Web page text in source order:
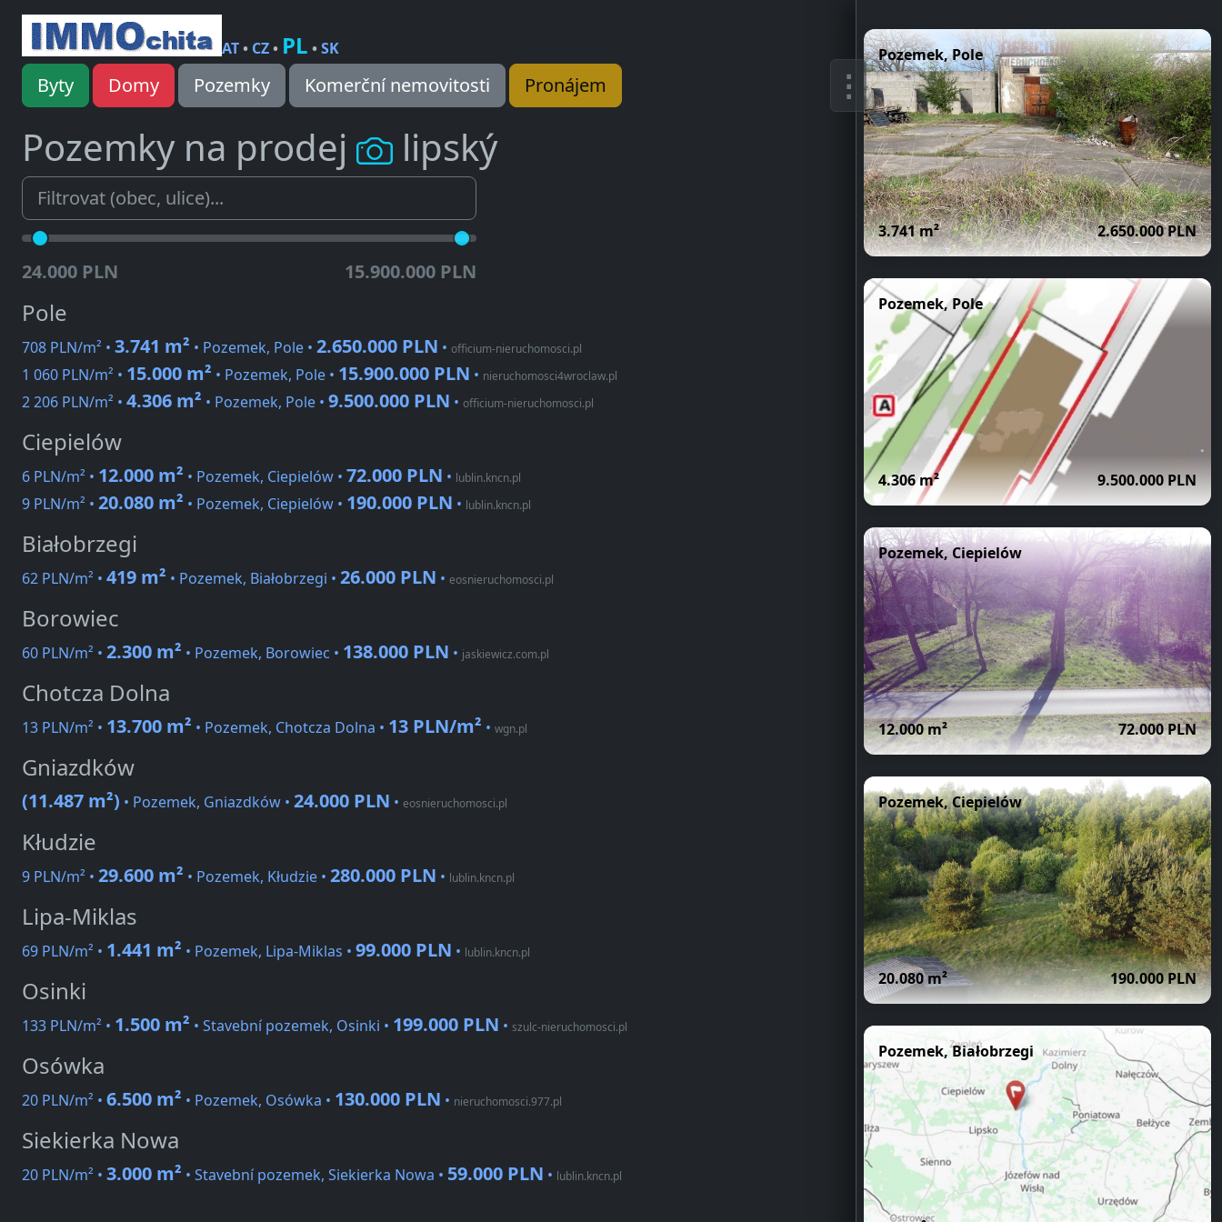
AT• CZ• PL •SK
Byty Domy Pozemky Komerční nemovitosti Pronájem
Pozemky na prodej lipský
24.000 PLN 15.900.000 PLN
Pole
708 PLN/m² • 3.741 m² • Pozemek, Pole • 2.650.000 PLN • officium-nieruchomosci.pl
1 060 PLN/m² • 15.000 m² • Pozemek, Pole • 15.900.000 PLN • nieruchomosci4wroclaw.pl
2 206 PLN/m² • 4.306 m² • Pozemek, Pole • 9.500.000 PLN • officium-nieruchomosci.pl
Ciepielów
6 PLN/m² • 12.000 m² • Pozemek, Ciepielów • 72.000 PLN • lublin.kncn.pl
9 PLN/m² • 20.080 m² • Pozemek, Ciepielów • 190.000 PLN • lublin.kncn.pl
Białobrzegi
62 PLN/m² • 419 m² • Pozemek, Białobrzegi • 26.000 PLN • eosnieruchomosci.pl
Borowiec
60 PLN/m² • 2.300 m² • Pozemek, Borowiec • 138.000 PLN • jaskiewicz.com.pl
Chotcza Dolna
13 PLN/m² • 13.700 m² • Pozemek, Chotcza Dolna • 13 PLN/m² • wgn.pl
Gniazdków
(11.487 m²) • Pozemek, Gniazdków • 24.000 PLN • eosnieruchomosci.pl
Kłudzie
9 PLN/m² • 29.600 m² • Pozemek, Kłudzie • 280.000 PLN • lublin.kncn.pl
Lipa-Miklas
69 PLN/m² • 1.441 m² • Pozemek, Lipa-Miklas • 99.000 PLN • lublin.kncn.pl
Osinki
133 PLN/m² • 1.500 m² • Stavební pozemek, Osinki • 199.000 PLN • szulc-nieruchomosci.pl
Osówka
20 PLN/m² • 6.500 m² • Pozemek, Osówka • 130.000 PLN • nieruchomosci.977.pl
Siekierka Nowa
20 PLN/m² • 3.000 m² • Stavební pozemek, Siekierka Nowa • 59.000 PLN • lublin.kncn.pl